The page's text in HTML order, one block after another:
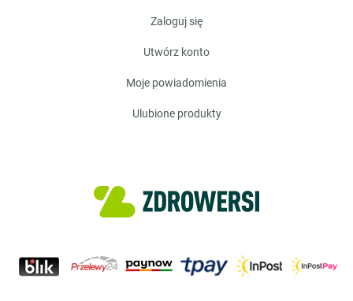
zaloguj się
utwórz konto
moje powiadomienia
ulubione produkty